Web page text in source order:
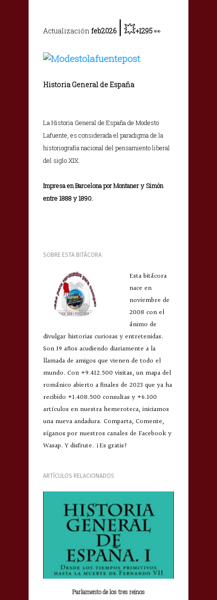
Actualización feb2026 |💥+1295👀
Historia General de España
La Historia General de España de Modesto
Lafuente, es considerada el paradigma de la
historiografía nacional del pensamiento liberal
del siglo XIX.
Impresa en Barcelona por Montaner y Simón
entre 1888 y 1890.
SOBRE ESTA BITÁCORA
Esta bitácora
nace en
noviembre de
2008 con el
ánimo de
divulgar historias curiosas y entretenidas.
Son 19 años acudiendo diariamente a la
llamada de amigos que vienen de todo el
mundo. Con +9.412.500 visitas, un mapa del
románico abierto a finales de 2023 que ya ha
recibido +1.408.500 consultas y +6.100
artículos en nuestra hemeroteca, iniciamos
una nueva andadura. Comparta, Comente,
síganos por nuestros canales de Facebook y
Wasap. Y disfrute. ¡Es gratis!
ARTÍCULOS RELACIONADOS
Parlamento de los tres reinos